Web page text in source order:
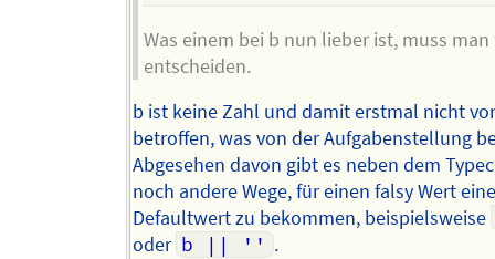
Was einem bei b nun lieber ist, muss man
entscheiden.
b ist keine Zahl und damit erstmal nicht
betroffen, was von der Aufgabenstellung
Abgesehen davon gibt es neben dem
noch andere Wege, für einen falsy Wert
Defaultwert zu bekommen, beispielsweise
oder b || '' .